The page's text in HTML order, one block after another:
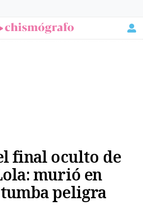
final oculto de
murió en
tumba peligra